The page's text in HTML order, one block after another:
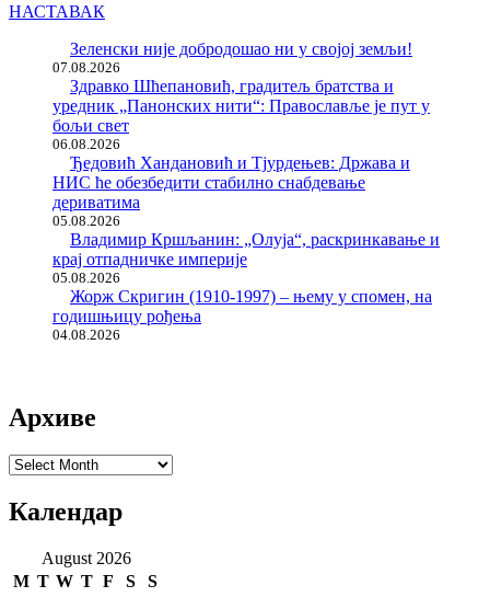
НАСТАВАК
Зеленски није добродошао ни у својој земљи!
07.08.2026
Здравко Шћепановић, градитељ братства и
уредник „Панонских нити“: Православље је пут у
бољи свет
06.08.2026
Ђедовић Хандановић и Тјурдењев: Држава и
НИС ће обезбедити стабилно снабдевање
дериватима
05.08.2026
Владимир Кршљанин: „Олуја“, раскринкавање и
крај отпадничке империје
05.08.2026
Жорж Скригин (1910-1997) – њему у спомен, на
годишњицу рођења
04.08.2026
Архиве
Архиве
Календар
August 2026
M T W T F S
S